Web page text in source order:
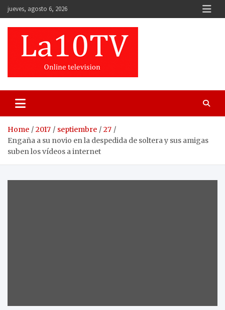
Skip
to
content
jueves, agosto 6, 2026
Home 2017 septiembre
27
Engaña a su novio en la despedida de soltera y sus amigas
suben los vídeos a internet